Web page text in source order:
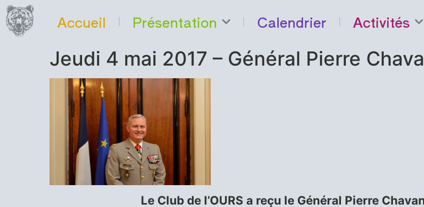
Accueil Présentation Calendrier Activités
Jeudi 4 mai 2017 – Général Pierre
Le Club de l’OURS a reçu le Général Pierre